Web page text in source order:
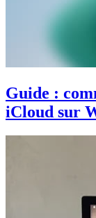
Guide :
iCloud sur